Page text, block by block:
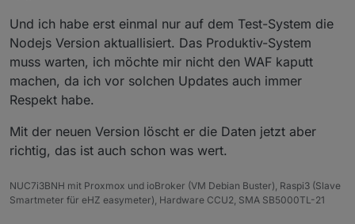
Und ich habe erst einmal nur auf dem Test-System die
Nodejs Version aktuallisiert. Das Produktiv-System
muss warten, ich möchte mir nicht den WAF kaputt
machen, da ich vor solchen Updates auch immer
Respekt habe.
Mit der neuen Version löscht er die Daten jetzt aber
richtig, das ist auch schon was wert.
NUC7i3BNH mit Proxmox und ioBroker (VM Debian Buster), Raspi3 (Slave
Smartmeter für eHZ easymeter), Hardware CCU2, SMA SB5000TL-21